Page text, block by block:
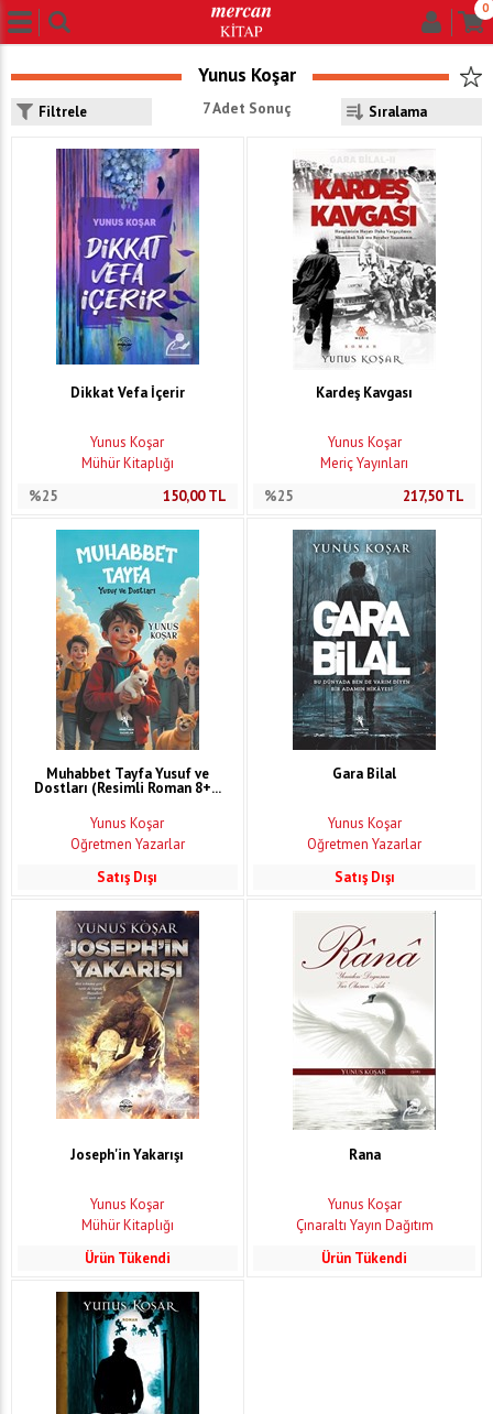
0
Yunus Koşar
Filtrele 7 Adet Sonuç
Dikkat Vefa İçerir
Yunus Koşar
Mühür Kitaplığı
%25
150,00TL
Kardeş Kavgası
Yunus Koşar
Meriç Yayınları
%25
217,50TL
Muhabbet Tayfa Yusuf ve
Dostları (Resimli Roman 8+...
Yunus Koşar
Öğretmen Yazarlar
Satış Dışı
Gara Bilal
Yunus Koşar
Öğretmen Yazarlar
Satış Dışı
Joseph'in Yakarışı
Yunus Koşar
Mühür Kitaplığı
Ürün Tükendi
Rana
Yunus Koşar
Çınaraltı Yayın Dağıtım
Ürün Tükendi